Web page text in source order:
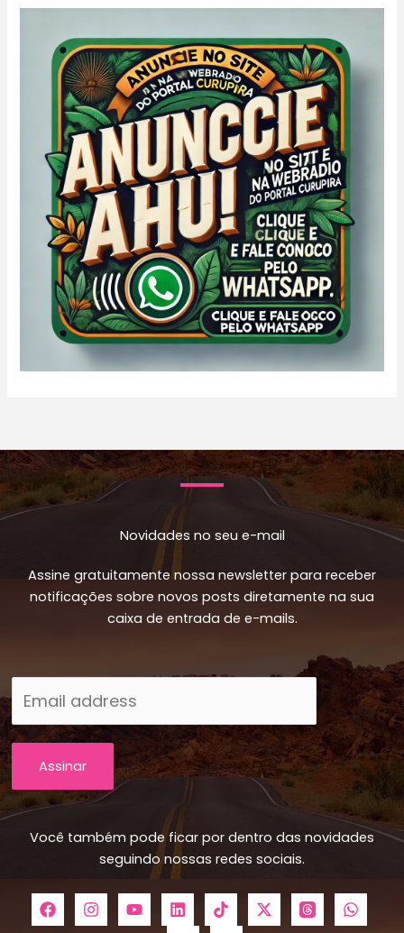
Novidades no seu e-mail
Assine gratuitamente nossa newsletter para receber
notificações sobre novos posts diretamente na sua
caixa de entrada de e-mails.
Assinar
Você também pode ficar por dentro das novidades
seguindo nossas redes sociais.